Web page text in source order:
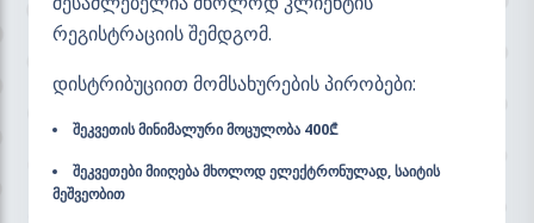
რეგისტრაციის შემდგომ.
დისტრიბუციით მომსახურების პირობები:
შეკვეთის მინიმალური მოცულობა 400₾
შეკვეთები მიიღება მხოლოდ ელექტრონულად, საიტის
მეშვეობით